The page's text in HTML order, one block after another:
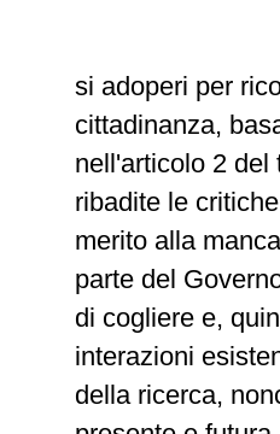
si adoperi per
cittadinanza,
nell'articolo 2 del
ribadite le
merito alla
parte del
di cogliere e,
interazioni
della ricerca,